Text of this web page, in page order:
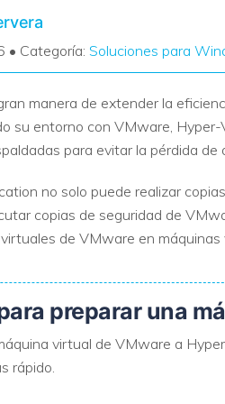
• Categoría: Soluciones para
manera de extender la
su entorno con VMware,
para evitar la pérdida
no solo puede realizar
copias de seguridad de
virtuales de VMware en
para preparar una
virtual de VMware a
rápido.